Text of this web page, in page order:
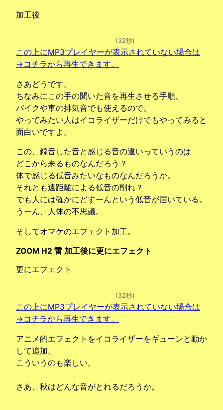
加工後
(32秒)
この上にMP3プレイヤーが表示されていない場合は
→コチラから再生できます。
さあどうです。
ちなみにこの手の聞いた音を再生させる手順、
バイクや車の排気音でも使えるので、
やってみたい人はイコライザーだけでもやってみると
面白いですよ。
この、録音した音と感じる音の違いっていうのは
どこから来るものなんだろう？
体で感じる低音みたいなものなんだろうか。
それとも遠距離による低音の削れ？
でも人には確かにどすーんという低音が届いている。
うーん、人体の不思議。
そしてオマケのエフェクト加工。
ZOOM H2 雷 加工後に更にエフェクト
更にエフェクト
(32秒)
この上にMP3プレイヤーが表示されていない場合は
→コチラから再生できます。
アニメ的エフェクトをイコライザーをギューンと動か
して追加。
こういうのも楽しい。
さあ、秋はどんな音がとれるだろうか。